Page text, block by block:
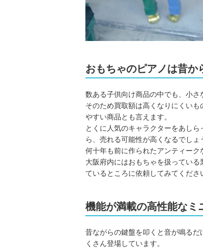
おもちゃのピアノは昔か
数ある子供向け商品の中でも、小さ
そのため買取額は高くなりにくい
やすい商品とも言えます。
とくに人気のキャラクターをあし
ら、売れる可能性が高くなるでしょ
何十年も前に作られたアンティーク
大阪府内にはおもちゃを扱ってい
ているところに依頼してみてくださ
機能が満載の高性能なミ
昔ながらの鍵盤を叩くと音が鳴る
くさん登場しています。